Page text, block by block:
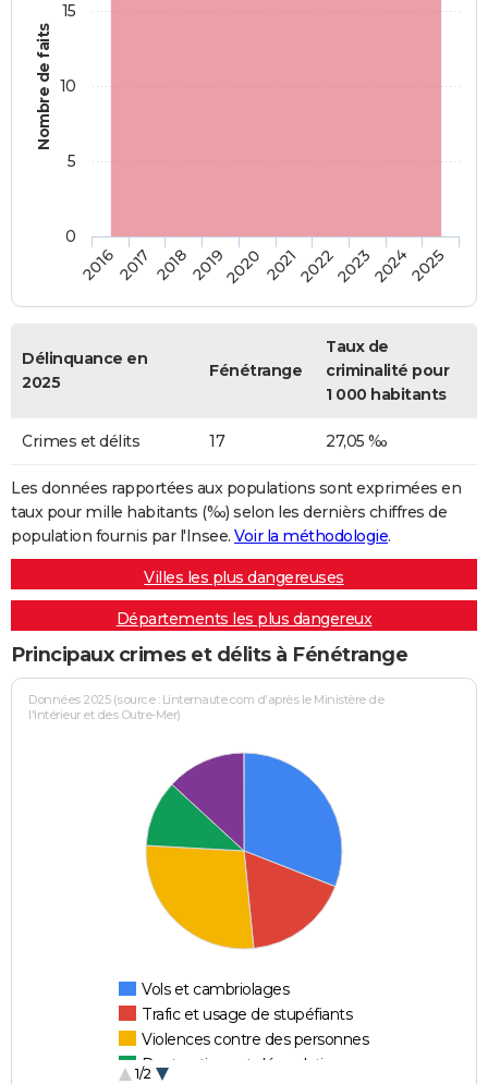
Nombre de faits
20162017 20182019202020212022202320242025
0
5
10
15
Délinquance en
2025
Fénétrange
Taux de
criminalité pour
1 000 habitants
Crimes et délits 17 27,05 ‰
Les données rapportées aux populations sont exprimées en
taux pour mille habitants (‰) selon les dernièrs chiffres de
population fournis par l'Insee. Voir la méthodologie.
Villes les plus dangereuses
Départements les plus dangereux
Principaux crimes et délits à Fénétrange
Données 2025 (source : Linternaute.com d'après le Ministère de
l'Intérieur et des Outre-Mer)
Vols et cambriolages
Trafic et usage de stupéfiants
Violences contre des personnes
Destructions et dégradations
1/2